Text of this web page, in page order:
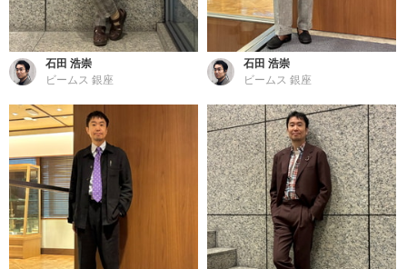
石田 浩崇
ビームス 銀座
石田 浩崇
ビームス 銀座